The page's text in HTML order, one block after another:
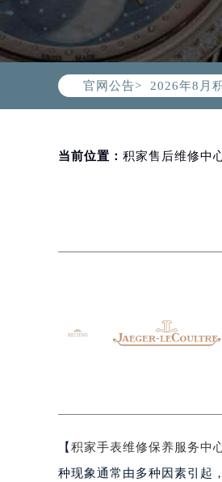
官网公告>
2026年8月
2026年8月
积家官方全
2026年8月
北京市东城
上海市徐
扬州市邗
盐城市盐都
泰州市海
绍兴市越城
嘉兴市南湖
当前位置： 积家售后维修中
【 积家手表维修保养服务中
种现象通常由多种因素引起